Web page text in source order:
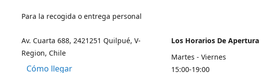
Para la recogida o entrega personal
Av. Cuarta 688, 2421251 Quilpué, V-
Region, Chile
Cómo llegar
Los Horarios De Apertura
Martes - Viernes
15:00-19:00